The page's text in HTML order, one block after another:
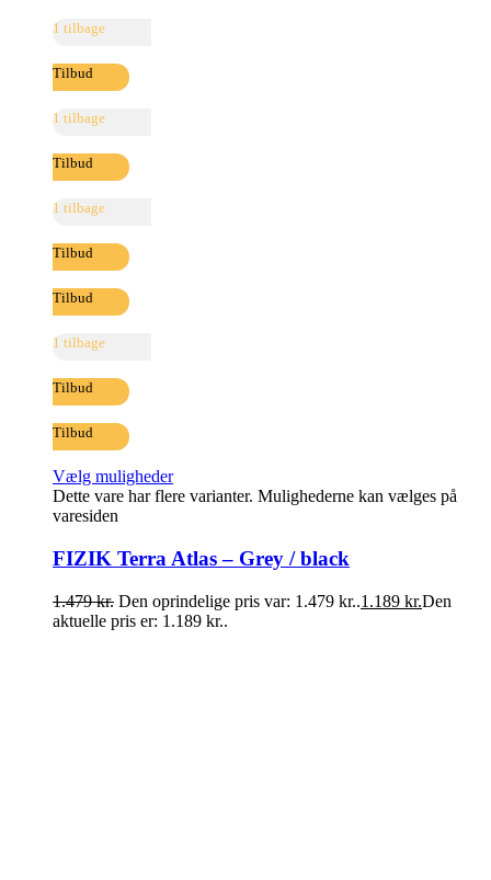
1 tilbage
Tilbud
1 tilbage
Tilbud
1 tilbage
Tilbud
Tilbud
1 tilbage
Tilbud
Tilbud
Vælg muligheder
Dette vare har flere varianter. Mulighederne kan vælges på
varesiden
FIZIK Terra Atlas – Grey / black
1.479kr. Den oprindelige pris var: 1.479 kr..1.189 kr.Den
aktuelle pris er: 1.189 kr..